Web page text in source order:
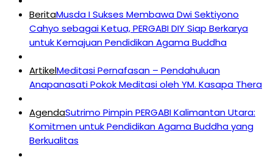
BeritaMusda I Sukses Membawa Dwi Sektiyono
Cahyo sebagai Ketua, PERGABI DIY Siap Berkarya
untuk Kemajuan Pendidikan Agama Buddha
ArtikelMeditasi Pernafasan – Pendahuluan
Anapanasati Pokok Meditasi oleh YM. Kasapa Thera
AgendaSutrimo Pimpin PERGABI Kalimantan Utara:
Komitmen untuk Pendidikan Agama Buddha yang
Berkualitas